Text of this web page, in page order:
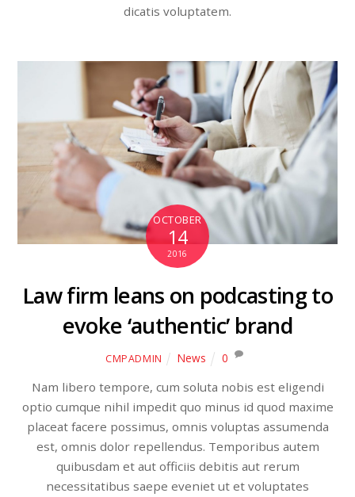
dicatis voluptatem.
OCTOBER
14
2016
Law firm leans on podcasting to
evoke ‘authentic’ brand
CMPADMIN News 0
Nam libero tempore, cum soluta nobis est eligendi
optio cumque nihil impedit quo minus id quod maxime
placeat facere possimus, omnis voluptas assumenda
est, omnis dolor repellendus. Temporibus autem
quibusdam et aut officiis debitis aut rerum
necessitatibus saepe eveniet ut et voluptates